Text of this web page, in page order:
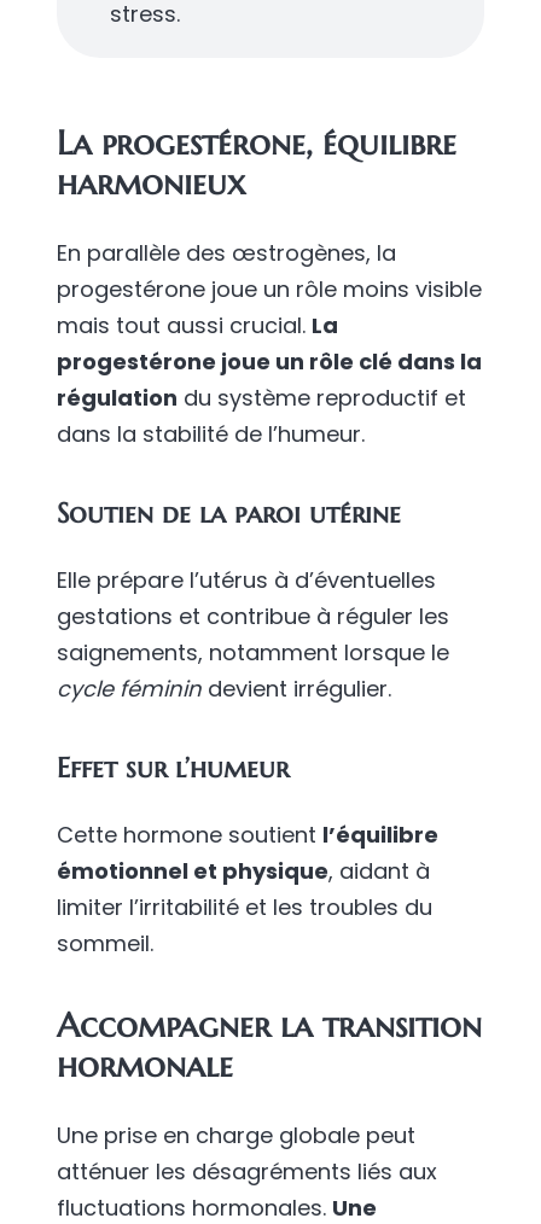
stress.
La progestérone, équilibre
harmonieux
En parallèle des œstrogènes, la
progestérone joue un rôle moins visible
mais tout aussi crucial. La
progestérone joue un rôle clé dans la
régulation du système reproductif et
dans la stabilité de l’humeur.
Soutien de la paroi utérine
Elle prépare l’utérus à d’éventuelles
gestations et contribue à réguler les
saignements, notamment lorsque le
cycle féminin devient irrégulier.
Effet sur l’humeur
Cette hormone soutient l’équilibre
émotionnel et physique, aidant à
limiter l’irritabilité et les troubles du
sommeil.
Accompagner la transition
hormonale
Une prise en charge globale peut
atténuer les désagréments liés aux
fluctuations hormonales. Une